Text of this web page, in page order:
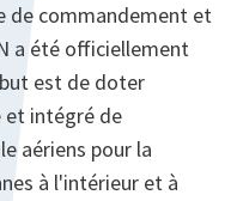
de commandement et
a été officiellement
est de doter
et intégré de
aériens pour la
à l'intérieur et à